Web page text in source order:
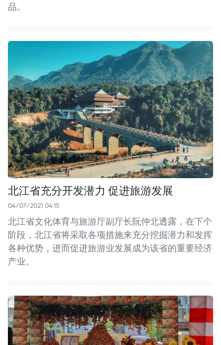
品。
北江省充分开发潜力 促进旅游发展
04/07/2021 04:15
北江省文化体育与旅游厅副厅长阮仲北透露，在下个
阶段，北江省将采取各项措施来充分挖掘潜力和发挥
各种优势，进而促进旅游业发展成为该省的重要经济
产业。